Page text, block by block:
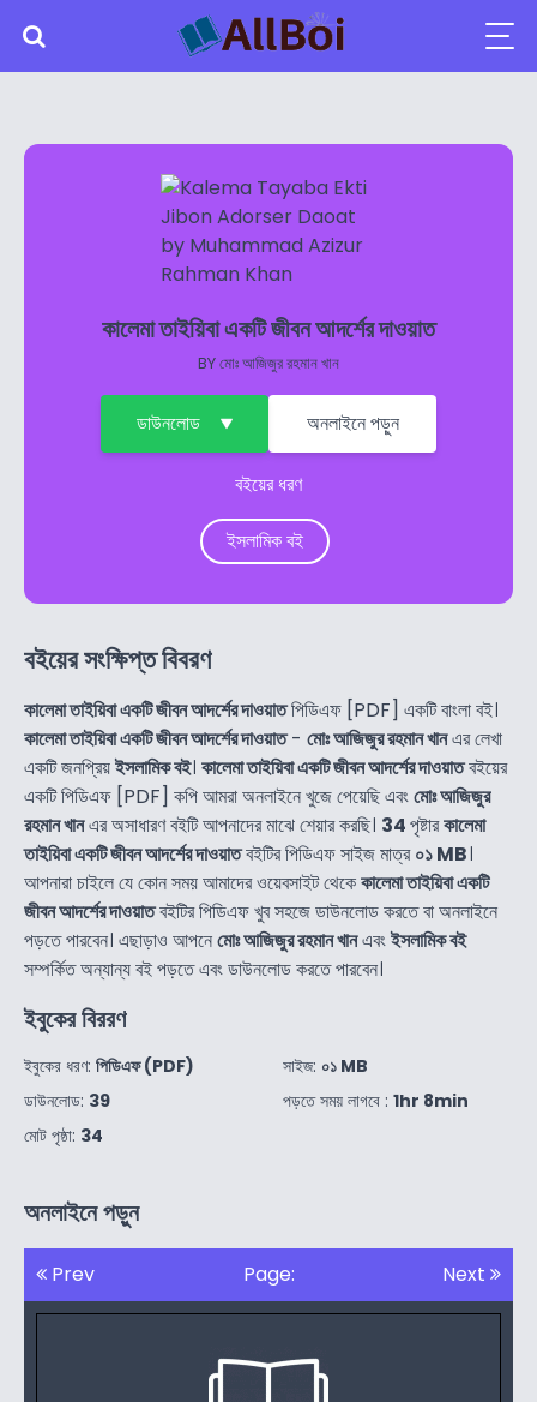
কালেমা তাইয়িবা একটি জীবন আদর্শের দাওয়াত
BYমোঃ আজিজুর রহমান খান
ডাউনলোড অনলাইনে পড়ুন
বইয়ের ধরণ
ইসলামিক বই
বইয়ের সংক্ষিপ্ত বিবরণ
কালেমা তাইয়িবা একটি জীবন আদর্শের দাওয়াতপিডিএফ [PDF] একটি বাংলা বই।
কালেমা তাইয়িবা একটি জীবন আদর্শের দাওয়াত- মোঃ আজিজুর রহমান খানএর লেখা
একটি জনপ্রিয়ইসলামিক বই। কালেমা তাইয়িবা একটি জীবন আদর্শের দাওয়াতবইয়ের
একটি পিডিএফ [PDF] কপি আমরা অনলাইনে খুজে পেয়েছি এবংমোঃ আজিজুর
রহমান খানএর অসাধারণ বইটি আপনাদের মাঝে শেয়ার করছি। 34পৃষ্টারকালেমা
তাইয়িবা একটি জীবন আদর্শের দাওয়াতবইটির পিডিএফ সাইজ মাত্র০১ MB।
আপনারা চাইলে যে কোন সময় আমাদের ওয়েবসাইট থেকেকালেমা তাইয়িবা একটি
জীবন আদর্শের দাওয়াতবইটির পিডিএফ খুব সহজে ডাউনলোড করতে বা অনলাইনে
পড়তে পারবেন। এছাড়াও আপনেমোঃ আজিজুর রহমান খানএবংইসলামিক বই
সম্পর্কিত অন্যান্য বই পড়তে এবং ডাউনলোড করতে পারবেন।
ইবুকের বিররণ
ইবুকের ধরণ: পিডিএফ (PDF)
ডাউনলোড: 39
মোট পৃষ্ঠা: 34
সাইজ: ০১ MB
পড়তে সময় লাগবে : 1hr 8min
অনলাইনে পড়ুন
Prev Page: Next